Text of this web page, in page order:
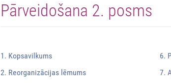
Pārveidošana 2. posms
1. Kopsavilkums
2. Reorganizācijas lēmums
6.
7.